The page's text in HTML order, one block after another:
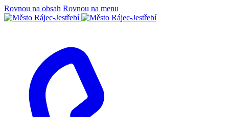
Rovnou na obsah Rovnou na menu